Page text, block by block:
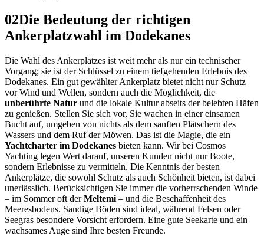
02Die Bedeutung der richtigen
Ankerplatzwahl im Dodekanes
Die Wahl des Ankerplatzes ist weit mehr als nur ein technischer
Vorgang; sie ist der Schlüssel zu einem tiefgehenden Erlebnis des
Dodekanes. Ein gut gewählter Ankerplatz bietet nicht nur Schutz
vor Wind und Wellen, sondern auch die Möglichkeit, die
unberührte Natur und die lokale Kultur abseits der belebten Häfen
zu genießen. Stellen Sie sich vor, Sie wachen in einer einsamen
Bucht auf, umgeben von nichts als dem sanften Plätschern des
Wassers und dem Ruf der Möwen. Das ist die Magie, die ein
Yachtcharter im Dodekanes bieten kann. Wir bei Cosmos
Yachting legen Wert darauf, unseren Kunden nicht nur Boote,
sondern Erlebnisse zu vermitteln. Die Kenntnis der besten
Ankerplätze, die sowohl Schutz als auch Schönheit bieten, ist dabei
unerlässlich. Berücksichtigen Sie immer die vorherrschenden Winde
– im Sommer oft derMeltemi – und die Beschaffenheit des
Meeresbodens. Sandige Böden sind ideal, während Felsen oder
Seegras besondere Vorsicht erfordern. Eine gute Seekarte und ein
wachsames Auge sind Ihre besten Freunde.